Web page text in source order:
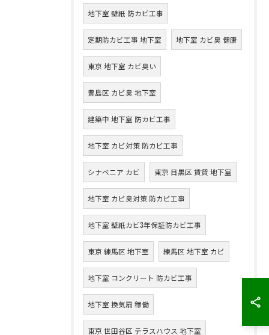
地下室 壁紙 防カビ工事
定期防カビ工事 地下室 地下室 カビ臭 健康
東京 地下室 カビ臭い
豊島区 カビ臭 地下室
建築中 地下室 防カビ工事
地下室 カビ対策 防カビ工事
シナベニア カビ 東京 目黒区 賃貸 地下室
地下室 カビ臭対策 防カビ工事
地下室 壁紙カビ3年保証防カビ工事
東京 練馬区 地下室 練馬区 地下室 カビ
地下室 コンクリート 防カビ工事
地下室 換気扇 稼働
東京 世田谷区 テラスハウス 地下室